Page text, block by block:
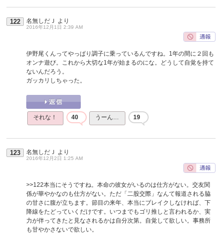
122 名無しだＪ より
2016年12月1日 2:39 AM
伊野尾くんってやっぱり調子に乗っているんですね。1年の間に２回も
オンナ遊び。これから大切な1年が始まるのにな。どうして自覚を持て
ないんだろう。
ガッカリしちゃった。
それな！ 40 うーん… 19
123 名無しだＪ より
2016年12月2日 1:25 AM
>>122本当にそうですね。本命の彼女がいるのは仕方がない。交友関
係が華やかなのも仕方がない。ただ「二股交際」なんて報道される脇
の甘さに腹が立ちます。節目の来年、本当にブレイクしなければ、下
降線をたどっていくだけです。いつまでもゴリ推しと言われるか、実
力が伴ってきたと見なされるかは自分次第。自覚して欲しい。事務所
も甘やかさないで欲しい。